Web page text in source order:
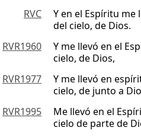
RVC
Y en el Espíritu
del cielo, de Dios.
RVR1960
Y me llevó en el
cielo, de Dios,
RVR1977
Y me llevó en
cielo, de junto a
RVR1995
Me llevó en el
cielo de parte de